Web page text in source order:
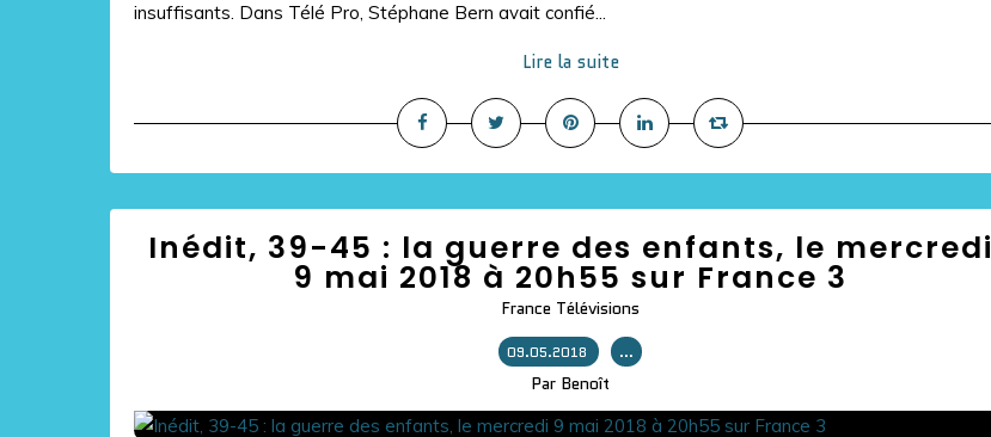
insuffisants. Dans Télé Pro, Stéphane Bern avait confié...
Lire la suite
Inédit, 39-45 : la guerre des enfants, le mercredi
9 mai 2018 à 20h55 sur France 3
France Télévisions
09.05.2018 …
Par Benoît